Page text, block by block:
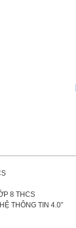
8 THCS
THÔNG TIN 4.0”